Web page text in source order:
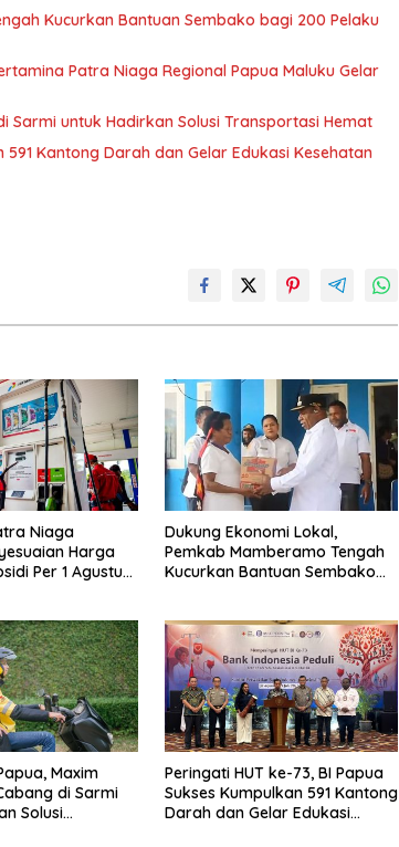
Kucurkan Bantuan Sembako bagi 200 Pelaku
Patra Niaga Regional Papua Maluku Gelar
Sarmi untuk Hadirkan Solusi Transportasi Hemat
591 Kantong Darah dan Gelar Edukasi Kesehatan
Niaga
Harga
Per 1 Agustus
Dukung Ekonomi Lokal,
Pemkab Mamberamo Tengah
Kucurkan Bantuan Sembako
Maxim
di Sarmi
Solusi
Peringati HUT ke-73, BI Papua
Sukses Kumpulkan 591 Kantong
Darah dan Gelar Edukasi